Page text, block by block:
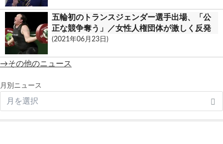
五輪初のトランスジェンダー選手出場、「公
正な競争奪う」／女性人権団体が激しく反発
(2021年06月23日)
→その他のニュース
月別ニュース